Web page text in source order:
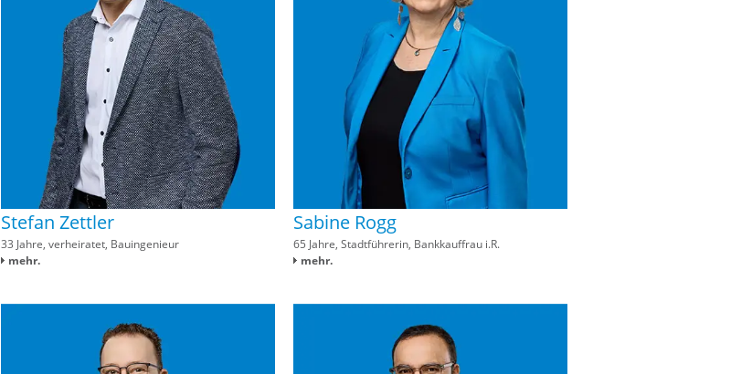
Stefan Zettler
33 Jahre, verheiratet, Bauingenieur
mehr.
Sabine Rogg
65 Jahre, Stadtführerin, Bankkauffrau i.R.
mehr.